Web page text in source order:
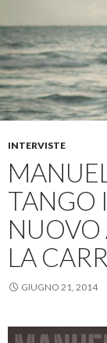
INTERVISTE
TANGO
NUOVO
LA
GIUGNO 21, 2014